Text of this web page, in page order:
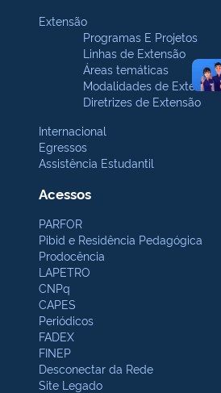
Extensão
Programas E Projetos
Linhas de Extensão
Áreas temáticas
Modalidades de Extensão
Diretrizes de Extensão
Internacional
Egressos
Assistência Estudantil
Acessos
PARFOR
Pibid e Residência Pedagógica
Prodocência
LAPETRO
CNPq
CAPES
Periódicos
FADEX
FINEP
Desconectar da Rede
Site Legado